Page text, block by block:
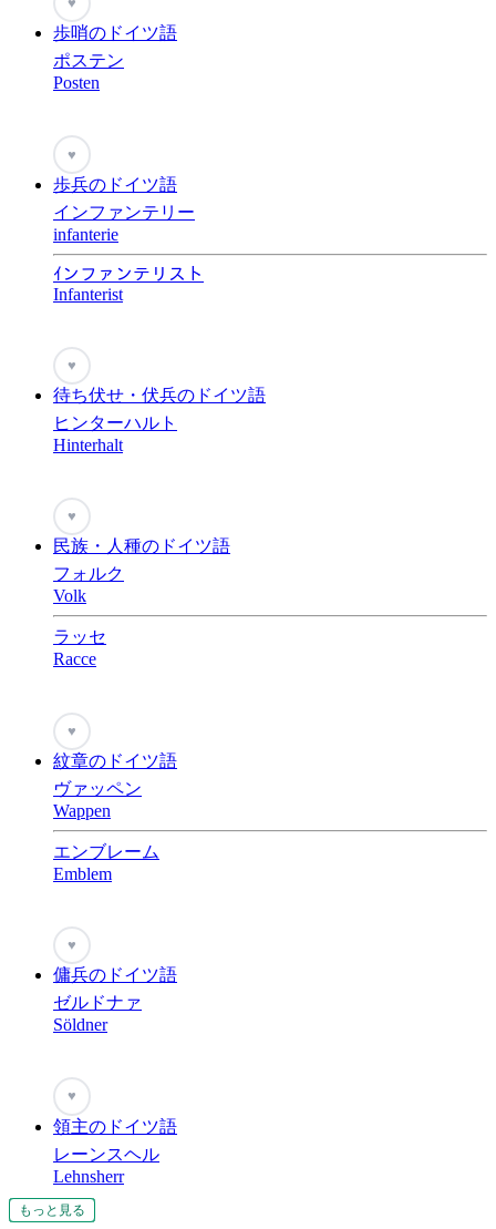
もっと見る
もっと見る
もっと見る
もっと見る
もっと見る
もっと見る
もっと見る
もっと見る
もっと見る
歩哨のドイツ語
ポステン
Posten
♥
歩兵のドイツ語
インファンテリー
infanterie
ｲンファンテリスト
Infanterist
♥
待ち伏せ・伏兵のドイツ語
ヒンターハルト
Hinterhalt
♥
民族・人種のドイツ語
フォルク
Volk
ラッセ
Racce
♥
紋章のドイツ語
ヴァッペン
Wappen
エンブレーム
Emblem
もっと見る
♥
傭兵のドイツ語
ゼルドナァ
Söldner
もっと見る
♥
領主のドイツ語
レーンスヘル
Lehnsherr